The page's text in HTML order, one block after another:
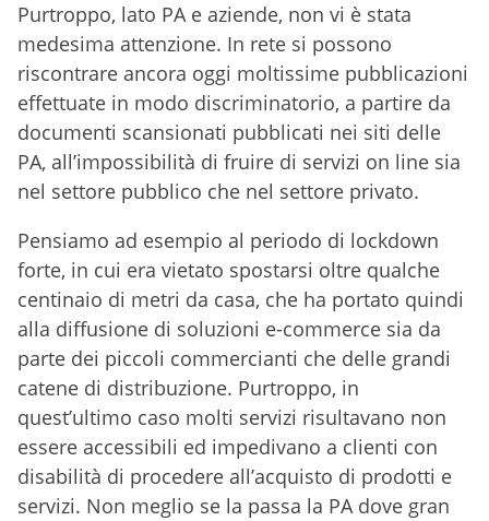
Purtroppo, lato PA e aziende, non vi è stata
medesima attenzione. In rete si possono
riscontrare ancora oggi moltissime pubblicazioni
effettuate in modo discriminatorio, a partire da
documenti scansionati pubblicati nei siti delle
PA, all’impossibilità di fruire di servizi on line sia
nel settore pubblico che nel settore privato.
Pensiamo ad esempio al periodo di lockdown
forte, in cui era vietato spostarsi oltre qualche
centinaio di metri da casa, che ha portato quindi
alla diffusione di soluzioni e-commerce sia da
parte dei piccoli commercianti che delle grandi
catene di distribuzione. Purtroppo, in
quest’ultimo caso molti servizi risultavano non
essere accessibili ed impedivano a clienti con
disabilità di procedere all’acquisto di prodotti e
servizi. Non meglio se la passa la PA dove gran